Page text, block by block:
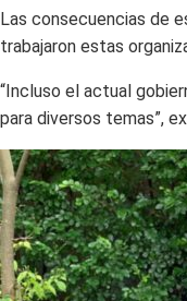
Las consecuencias de
trabajaron estas
“Incluso el actual
para diversos temas”,